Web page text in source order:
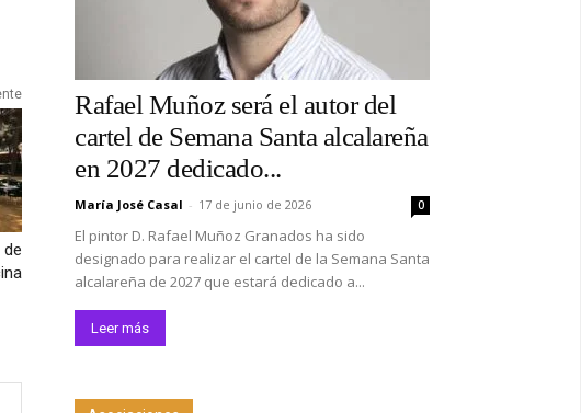
Rafael Muñoz será el autor del
cartel de Semana Santa alcalareña
en 2027 dedicado...
María José Casal - 17 de junio de 2026 0
El pintor D. Rafael Muñoz Granados ha sido
designado para realizar el cartel de la Semana Santa
alcalareña de 2027 que estará dedicado a...
Leer más